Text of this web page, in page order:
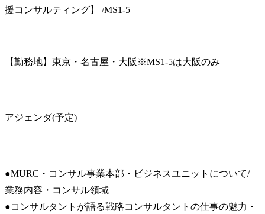
援コンサルティング】 /MS1-5
【勤務地】東京・名古屋・大阪※MS1-5は大阪のみ
アジェンダ(予定)
●MURC・コンサル事業本部・ビジネスユニットについて/
業務内容・コンサル領域
●コンサルタントが語る戦略コンサルタントの仕事の魅力・